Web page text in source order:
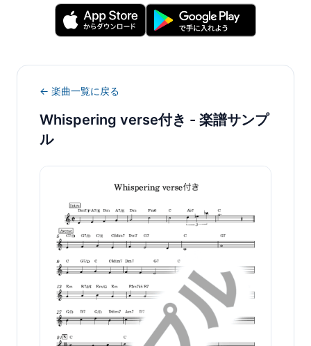
← 楽曲一覧に戻る
Whispering verse付き - 楽譜サンプ
ル